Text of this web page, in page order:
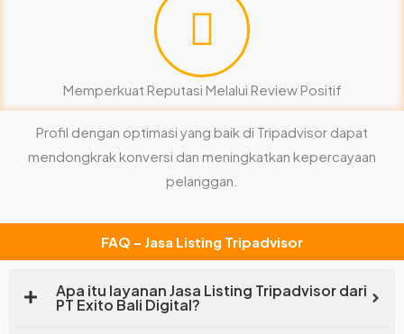
Memperkuat Reputasi Melalui Review Positif
Profil dengan optimasi yang baik di Tripadvisor dapat
mendongkrak konversi dan meningkatkan kepercayaan
pelanggan.
FAQ – Jasa Listing Tripadvisor
Apa itu layanan Jasa Listing Tripadvisor dari
PT Exito Bali Digital?